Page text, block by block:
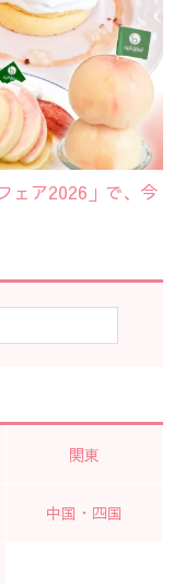
ェア2026」で、今
関東
中国・四国